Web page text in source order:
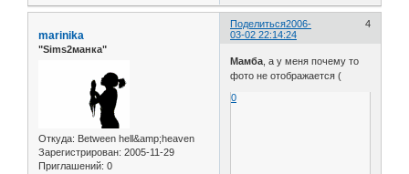
Поделиться 4
2006-
03-02 22:14:24
marinika
"Sims2манка"
Откуда: Between hell&amp;heaven
Зарегистрирован: 2005-11-29
Приглашений: 0
Мамба, а у меня почему то
фото не отображается (
0